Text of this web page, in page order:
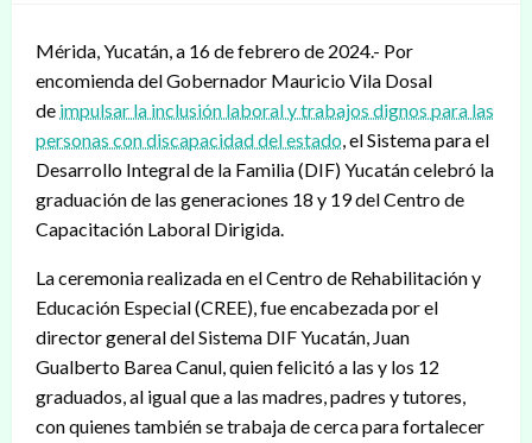
Mérida, Yucatán, a 16 de febrero de 2024.- Por
encomienda del Gobernador Mauricio Vila Dosal
de impulsar la inclusión laboral y trabajos dignos para las
personas con discapacidad del estado, el Sistema para el
Desarrollo Integral de la Familia (DIF) Yucatán celebró la
graduación de las generaciones 18 y 19 del Centro de
Capacitación Laboral Dirigida.
La ceremonia realizada en el Centro de Rehabilitación y
Educación Especial (CREE), fue encabezada por el
director general del Sistema DIF Yucatán, Juan
Gualberto Barea Canul, quien felicitó a las y los 12
graduados, al igual que a las madres, padres y tutores,
con quienes también se trabaja de cerca para fortalecer